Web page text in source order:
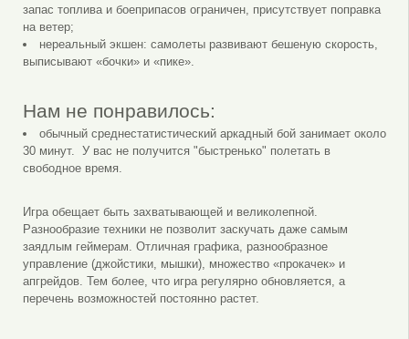
запас топлива и боеприпасов ограничен, присутствует поправка
на ветер;
нереальный экшен: самолеты развивают бешеную скорость,
выписывают «бочки» и «пике».
Нам не понравилось:
обычный среднестатистический аркадный бой занимает около
30 минут. У вас не получится "быстренько" полетать в
свободное время.
Игра обещает быть захватывающей и великолепной.
Разнообразие техники не позволит заскучать даже самым
заядлым геймерам. Отличная графика, разнообразное
управление (джойстики, мышки), множество «прокачек» и
апгрейдов. Тем более, что игра регулярно обновляется, а
перечень возможностей постоянно растет.